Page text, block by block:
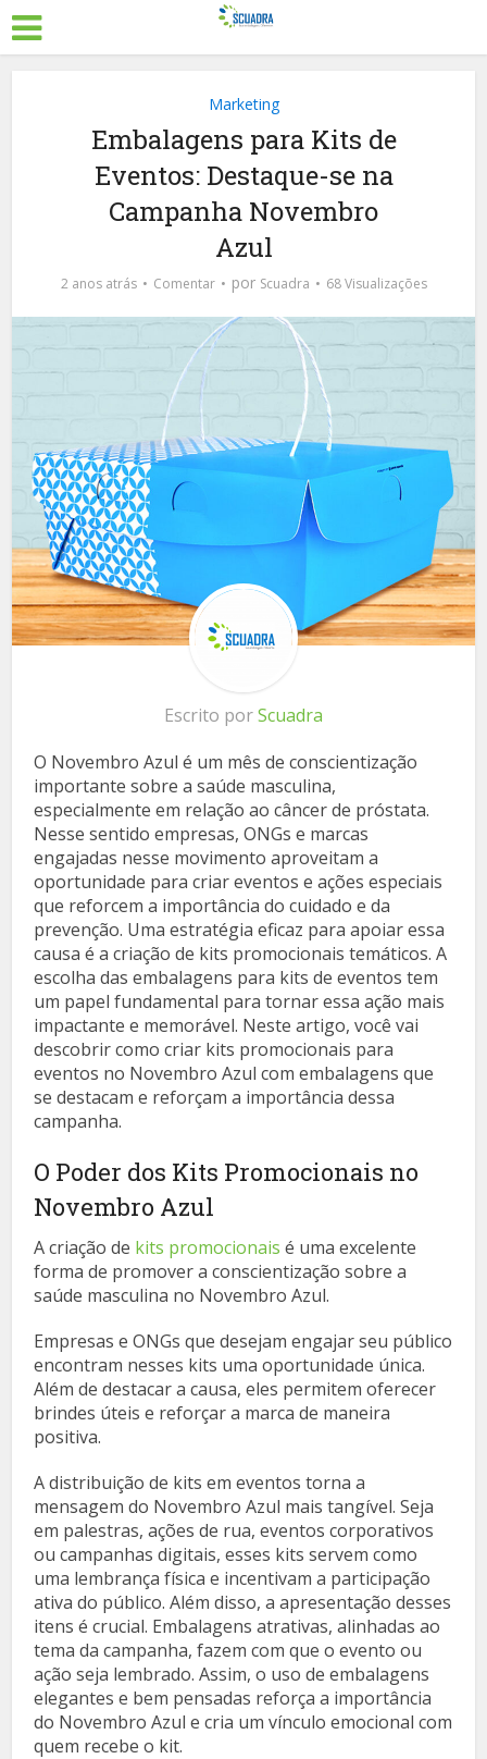
Marketing
Embalagens para Kits de
Eventos: Destaque-se na
Campanha Novembro
Azul
2 anos atrás Comentar por Scuadra 68 Visualizações
Escrito porScuadra
O Novembro Azul é um mês de conscientização
importante sobre a saúde masculina,
especialmente em relação ao câncer de próstata.
Nesse sentido empresas, ONGs e marcas
engajadas nesse movimento aproveitam a
oportunidade para criar eventos e ações especiais
que reforcem a importância do cuidado e da
prevenção. Uma estratégia eficaz para apoiar essa
causa é a criação de kits promocionais temáticos. A
escolha das embalagens para kits de eventos tem
um papel fundamental para tornar essa ação mais
impactante e memorável. Neste artigo, você vai
descobrir como criar kits promocionais para
eventos no Novembro Azul com embalagens que
se destacam e reforçam a importância dessa
campanha.
O Poder dos Kits Promocionais no
Novembro Azul
A criação de kits promocionais é uma excelente
forma de promover a conscientização sobre a
saúde masculina no Novembro Azul.
Empresas e ONGs que desejam engajar seu público
encontram nesses kits uma oportunidade única.
Além de destacar a causa, eles permitem oferecer
brindes úteis e reforçar a marca de maneira
positiva.
A distribuição de kits em eventos torna a
mensagem do Novembro Azul mais tangível. Seja
em palestras, ações de rua, eventos corporativos
ou campanhas digitais, esses kits servem como
uma lembrança física e incentivam a participação
ativa do público. Além disso, a apresentação desses
itens é crucial. Embalagens atrativas, alinhadas ao
tema da campanha, fazem com que o evento ou
ação seja lembrado. Assim, o uso de embalagens
elegantes e bem pensadas reforça a importância
do Novembro Azul e cria um vínculo emocional com
quem recebe o kit.